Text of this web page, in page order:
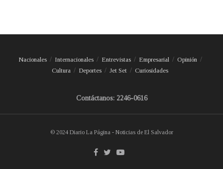
Nacionales Internacionales Entrevistas Empresarial
Opinión
Cultura
Deportes Jet Set Curiosidades
Contáctanos: 2246-0616
© 2024 Diario La Página - Noticias de El Salvador